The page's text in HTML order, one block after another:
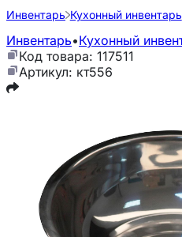
Инвентарь Кухонный инвентарь
Инвентарь•Кухонный
Код товара: 117511
Артикул: кт556